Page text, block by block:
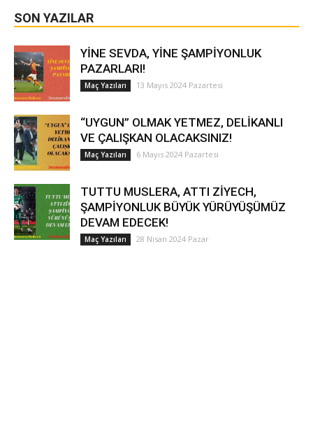
SON YAZILAR
YİNE SEVDA, YİNE ŞAMPİYONLUK
PAZARLARI!
Maç Yazıları 13 Mayıs 2024 Pazartesi
“UYGUN” OLMAK YETMEZ, DELİKANLI
VE ÇALIŞKAN OLACAKSINIZ!
Maç Yazıları 6 Mayıs 2024 Pazartesi
TUTTU MUSLERA, ATTI ZİYECH,
ŞAMPİYONLUK BÜYÜK YÜRÜYÜŞÜMÜZ
DEVAM EDECEK!
Maç Yazıları 28 Nisan 2024 Pazar